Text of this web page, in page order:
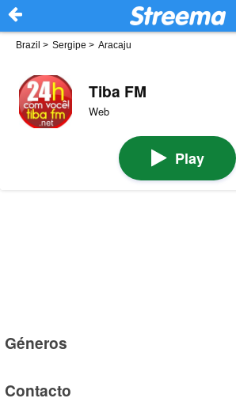
Brazil > Sergipe > Aracaju
Tiba FM
Web
Play
Géneros
Contacto